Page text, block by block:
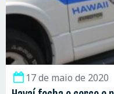
17 de maio de 2020